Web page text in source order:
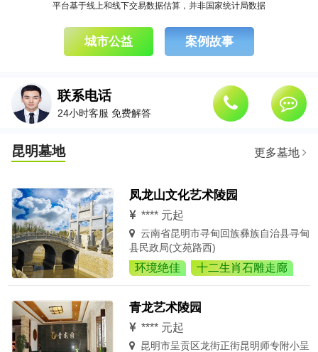
平台基于线上和线下交易数据估算，并非国家统计局数据
城市公益 案例故事
联系电话
24小时客服 免费解答
昆明墓地 更多墓地
凤龙山文化艺术陵园
**** 元起
云南省昆明市寻甸回族彝族自治县寻甸
县民政局(文苑路西)
环境绝佳 十二生肖石雕走廊
青龙艺术陵园
**** 元起
昆明市呈贡区龙街正街昆明师专附小呈